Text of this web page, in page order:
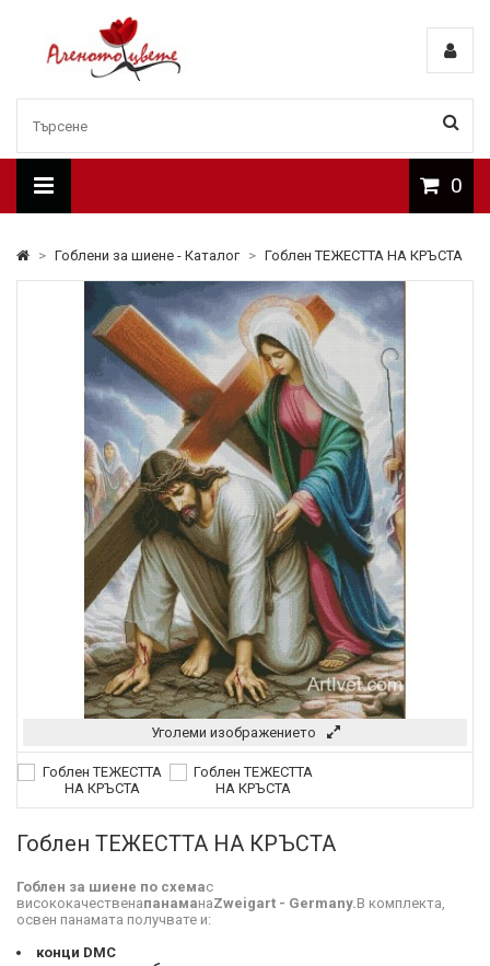
0
> Гоблени за шиене - Каталог > Гоблен ТЕЖЕСТТА НА КРЪСТА
Уголеми изображението
Гоблен ТЕЖЕСТТА НА КРЪСТА
Гоблен за шиене по схемас
висококачественапанаманаZweigart - Germany.В комплекта,
освен панамата получвате и:
конци DMC